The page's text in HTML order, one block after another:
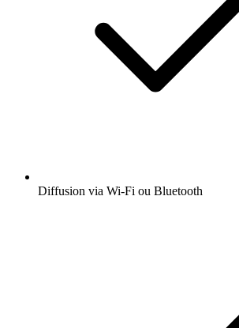
Diffusion via Wi-Fi ou Bluetooth